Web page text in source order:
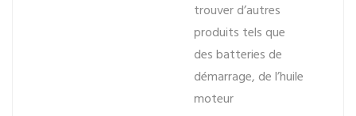
trouver d’autres
produits tels que
des batteries de
démarrage, de l’huile
moteur